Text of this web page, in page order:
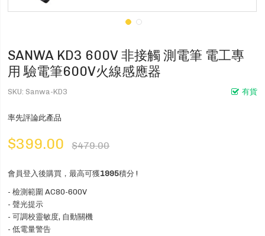
SANWA KD3 600V 非接觸 測電筆 電工專
用 驗電筆600V火線感應器
有貨
SKU Sanwa-KD3
率先評論此產品
$399.00 $479.00
會員登入後購買，最高可獲1995積分 !
- 檢測範圍 AC80-600V
- 聲光提示
- 可調校靈敏度, 自動關機
- 低電量警告